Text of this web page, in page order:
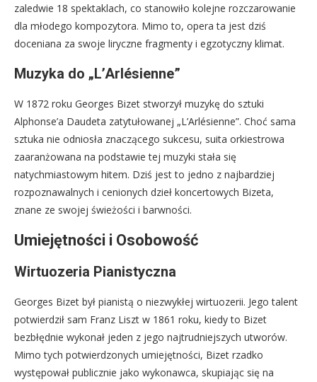
zaledwie 18 spektaklach, co stanowiło kolejne rozczarowanie
dla młodego kompozytora. Mimo to, opera ta jest dziś
doceniana za swoje liryczne fragmenty i egzotyczny klimat.
Muzyka do „L’Arlésienne”
W 1872 roku Georges Bizet stworzył muzykę do sztuki
Alphonse’a Daudeta zatytułowanej „L’Arlésienne”. Choć sama
sztuka nie odniosła znaczącego sukcesu, suita orkiestrowa
zaaranżowana na podstawie tej muzyki stała się
natychmiastowym hitem. Dziś jest to jedno z najbardziej
rozpoznawalnych i cenionych dzieł koncertowych Bizeta,
znane ze swojej świeżości i barwności.
Umiejętności i Osobowość
Wirtuozeria Pianistyczna
Georges Bizet był pianistą o niezwykłej wirtuozerii. Jego talent
potwierdził sam Franz Liszt w 1861 roku, kiedy to Bizet
bezbłędnie wykonał jeden z jego najtrudniejszych utworów.
Mimo tych potwierdzonych umiejętności, Bizet rzadko
występował publicznie jako wykonawca, skupiając się na